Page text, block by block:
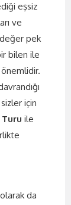
eşsiz
ve
pek
bilen ile
için
ile
da